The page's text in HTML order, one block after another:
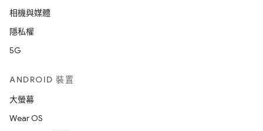
相機與媒體
隱私權
5G
ANDROID 裝置
大螢幕
Wear OS